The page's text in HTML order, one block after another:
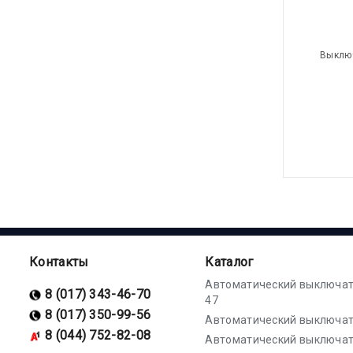
Контакты
8 (017) 343-46-70
8 (017) 350-99-56
8 (044) 752-82-08
Каталог
Автоматический
47
Автоматический
Автоматический